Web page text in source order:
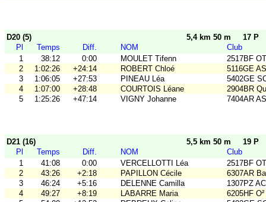
D20 (5) 5,4 km 50 m
17 P
Pl
Temps Diff. NOM
Club
1
38:12 0:00 MOULET Tifenn
2517BF
2
1:02:26 +24:14 ROBERT Chloé
5116GE
3
1:06:05 +27:53 PINEAU Léa
5402GE
4
1:07:00 +28:48 COURTOIS Léane
2904BR
5
1:25:26 +47:14 VIGNY Johanne 7404AR
D21 (16) 5,5 km 50 m
19 P
Pl
Temps Diff. NOM
Club
1
41:08 0:00 VERCELLOTTI Léa
2517BF
2
43:26 +2:18 PAPILLON Cécile
6307AR
3
46:24 +5:16 DELENNE Camilla
1307PZ
4
49:27 +8:19 LABARRE Maria
6205HF O²